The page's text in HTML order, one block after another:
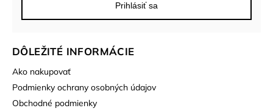
DÔLEŽITÉ INFORMÁCIE
Ako nakupovať
Podmienky ochrany osobných údajov
Obchodné podmienky
Prihlásiť sa